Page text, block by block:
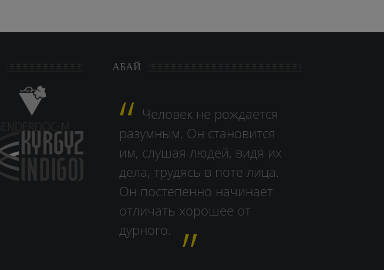
АБАЙ
Человек не рождается
разумным. Он становится
им, слушая людей, видя их
дела, тру­дясь в поте лица.
Он постепенно начинает
отличать хорошее от
дурного.